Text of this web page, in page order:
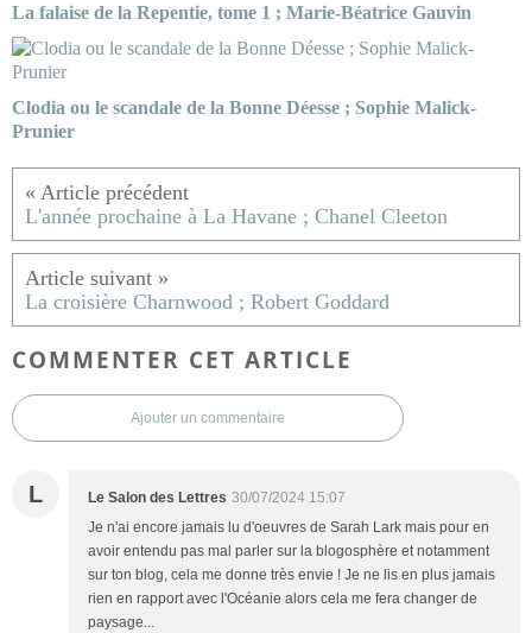
La falaise de la Repentie, tome 1 ; Marie-Béatrice Gauvin
Clodia ou le scandale de la Bonne Déesse ; Sophie Malick-
Prunier
L'année prochaine à La Havane ; Chanel Cleeton
La croisière Charnwood ; Robert Goddard
COMMENTER CET ARTICLE
Ajouter un commentaire
L Le Salon des Lettres 30/07/2024 15:07
Je n'ai encore jamais lu d'oeuvres de Sarah Lark mais pour en
avoir entendu pas mal parler sur la blogosphère et notamment
sur ton blog, cela me donne très envie ! Je ne lis en plus jamais
rien en rapport avec l'Océanie alors cela me fera changer de
paysage...